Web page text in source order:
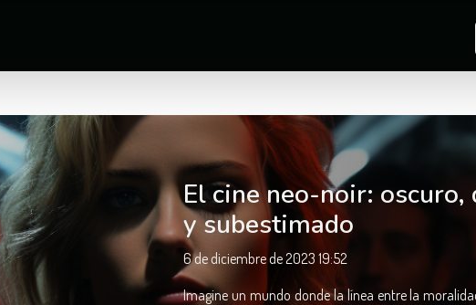
El cine neo-noir:
y subestimado
6 de diciembre de 2023 19:52
Imagine un mundo donde la línea entre la